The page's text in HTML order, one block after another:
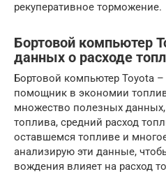
рекуперативное торможение.
Бортовой компьютер
данных о расходе
Бортовой компьютер Toyota
помощник в экономии
множество полезных данных,
топлива, средний расход
оставшемся топливе и
анализирую эти данные,
вождения влияет на расход